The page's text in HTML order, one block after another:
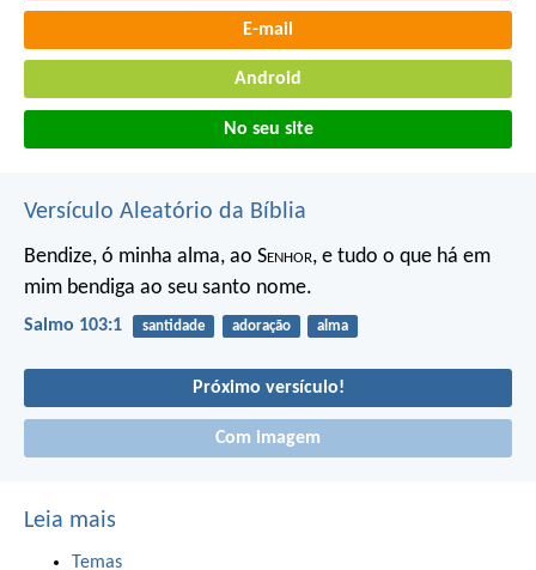
E-mail
Android
No seu site
Versículo Aleatório da Bíblia
Bendize, ó minha alma, ao Senhor, e tudo o que há em
mim bendiga ao seu santo nome.
Salmo 103:1 santidade adoração alma
Próximo versículo!
Com imagem
Leia mais
Temas